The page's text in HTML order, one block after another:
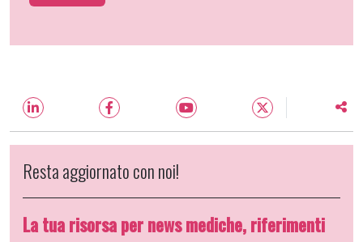
Resta aggiornato con noi!
La tua risorsa per news mediche, riferimenti